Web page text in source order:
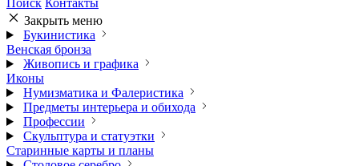
Поиск Контакты
Закрыть меню
Букинистика
Венская бронза
Живопись и графика
Иконы
Нумизматика и Фалеристика
Предметы интерьера и обихода
Профессии
Скульптура и статуэтки
Старинные карты и планы